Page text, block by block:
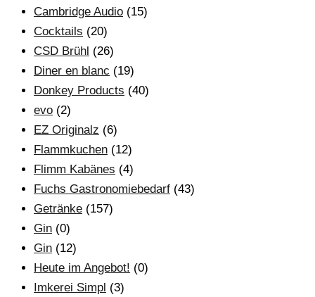
Cambridge Audio (15)
Cocktails (20)
CSD Brühl (26)
Diner en blanc (19)
Donkey Products (40)
evo (2)
EZ Originalz (6)
Flammkuchen (12)
Flimm Kabänes (4)
Fuchs Gastronomiebedarf (43)
Getränke (157)
Gin (0)
Gin (12)
Heute im Angebot! (0)
Imkerei Simpl (3)